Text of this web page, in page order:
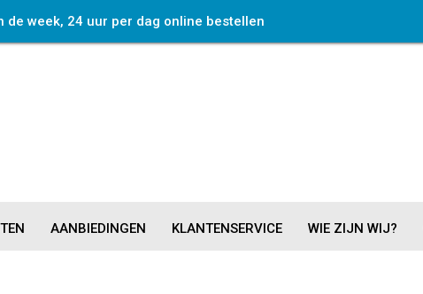
de week, 24 uur per dag online bestellen
AANBIEDINGEN KLANTENSERVICE WIE ZIJN WIJ?